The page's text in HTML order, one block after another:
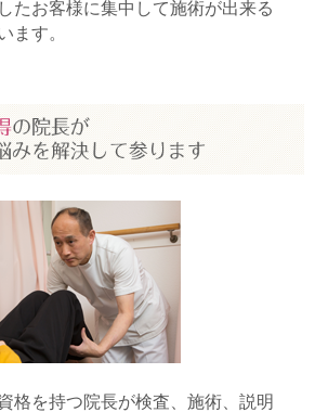
たお客様に集中して施術が出来る
ます。
格を持つ院長が検査、施術、説明